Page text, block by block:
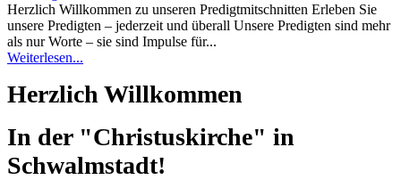
Herzlich Willkommen zu unseren Predigtmitschnitten Erleben Sie
unsere Predigten – jederzeit und überall Unsere Predigten sind mehr
als nur Worte – sie sind Impulse für...
Weiterlesen...
Herzlich Willkommen
In der "Christuskirche" in
Schwalmstadt!